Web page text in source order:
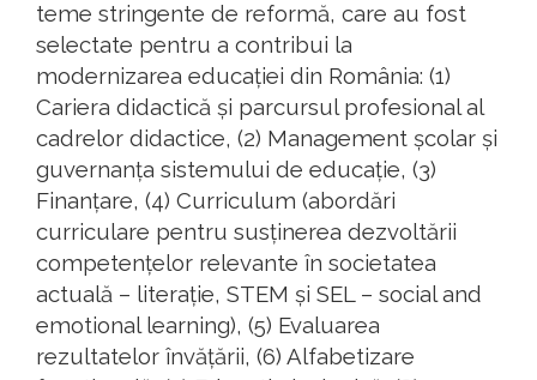
teme stringente de reformă, care au fost
selectate pentru a contribui la
modernizarea educației din România: (1)
Cariera didactică și parcursul profesional al
cadrelor didactice, (2) Management școlar și
guvernanța sistemului de educație, (3)
Finanțare, (4) Curriculum (abordări
curriculare pentru susținerea dezvoltării
competențelor relevante în societatea
actuală – literație, STEM și SEL – social and
emotional learning), (5) Evaluarea
rezultatelor învățării, (6) Alfabetizare